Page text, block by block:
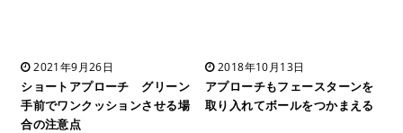
2021年9月26日
ショートアプローチ グリーン
手前でワンクッションさせる場
合の注意点
2018年10月13日
アプローチもフェースターンを
取り入れてボールをつかまえる